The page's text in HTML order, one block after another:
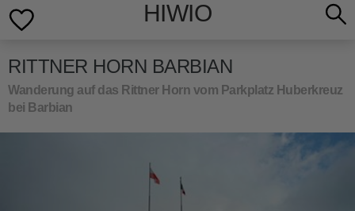
HIWIO
RITTNER HORN BARBIAN
Wanderung auf das Rittner Horn vom Parkplatz Huberkreuz
bei Barbian